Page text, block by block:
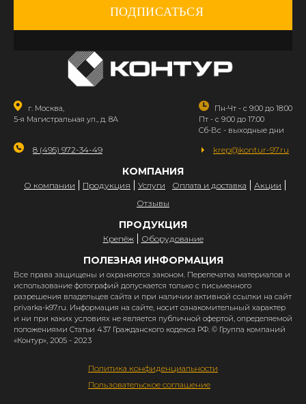
ПОДПИСАТЬСЯ
г. Москва,
5-я Магистральная ул., д. 8А
Пн-Чт - с 9:00 до 18:00
Пт - с 9:00 до 17:00
Сб-Вс - выходные дни
8 (495) 972-34-49 krep@kontur-97.ru
КОМПАНИЯ
О компании Продукция Услуги Оплата и доставка
Акции
Отзывы
ПРОДУКЦИЯ
Крепёж Оборудование
ПОЛЕЗНАЯ ИНФОРМАЦИЯ
Все права защищены и охраняются законом. Перепечатка материалов и
использование фотографий допускается только с письменного
разрешения владельцев сайта и при наличии активной ссылки на сайт
privarka-k97.ru. Информация на сайте, носит ознакомительный характер
и ни при каких условиях не является публичной офертой, определяемой
положениями Статьи 437 Гражданского кодекса РФ. © Группа компаний
«Контур», 2005 - 2023
Политика конфиденциальности
Пользовательское соглашение